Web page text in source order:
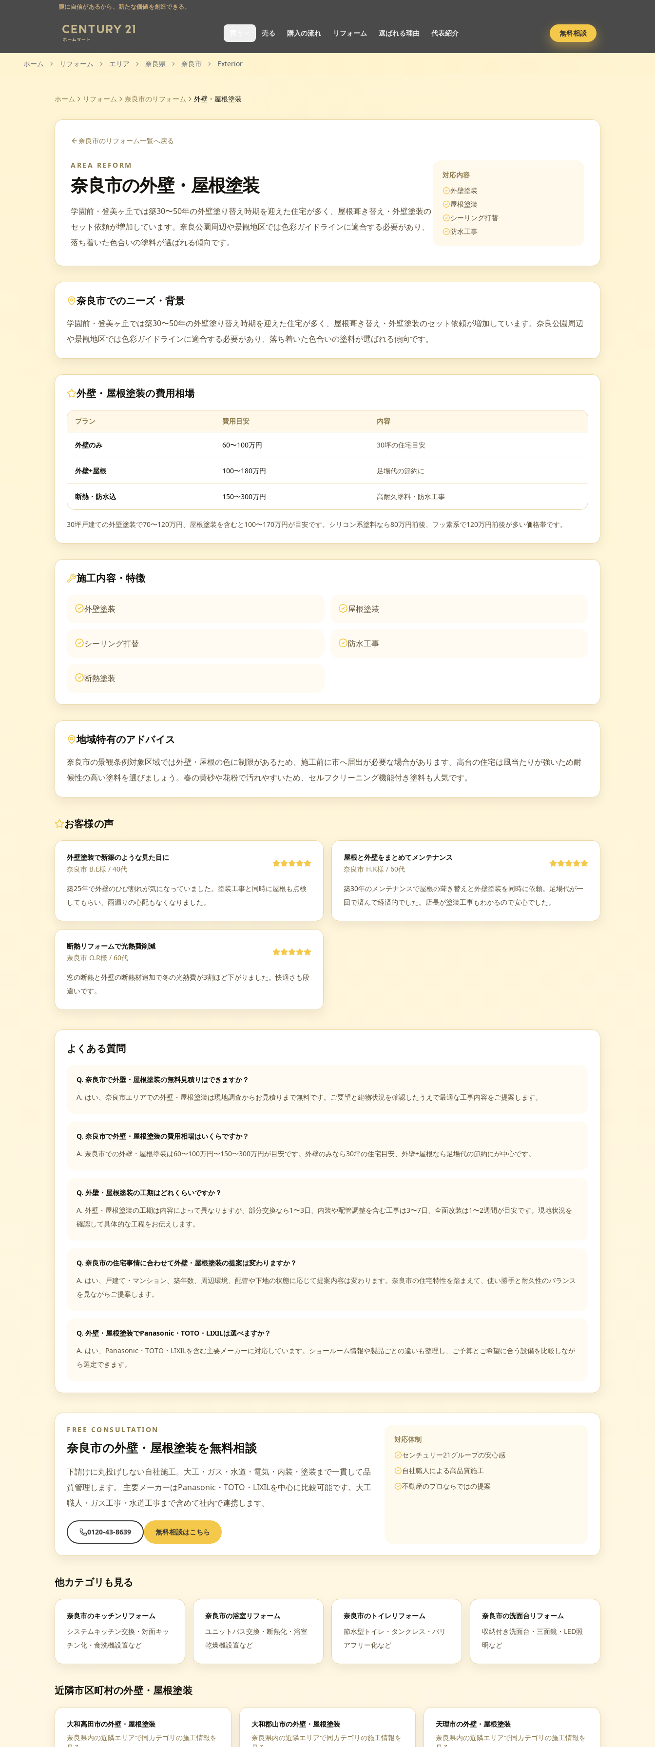
腕に自信があるから、新たな価値を創造できる。
売る 購入の流れ リフォーム 選ばれる理由 代表紹介 無料相談
ホーム リフォーム エリア 奈良県 奈良市 Exterior
ホーム リフォーム 奈良市のリフォーム 外壁・屋根塗装
奈良市のリフォーム一覧へ戻る
AREA REFORM
奈良市の外壁・屋根塗装
学園前・登美ヶ丘では築30〜50年の外壁塗り替え時期を迎えた住宅が多く、屋根葺き替え・外壁塗装の
セット依頼が増加しています。奈良公園周辺や景観地区では色彩ガイドラインに適合する必要があり、
落ち着いた色合いの塗料が選ばれる傾向です。
対応内容
外壁塗装
屋根塗装
シーリング打替
防水工事
奈良市でのニーズ・背景
学園前・登美ヶ丘では築30〜50年の外壁塗り替え時期を迎えた住宅が多く、屋根葺き替え・外壁塗装のセット依頼が増加しています。奈良公園周辺
や景観地区では色彩ガイドラインに適合する必要があり、落ち着いた色合いの塗料が選ばれる傾向です。
外壁・屋根塗装の費用相場
プラン 費用目安 内容
外壁のみ 60〜100万円 30坪の住宅目安
外壁+屋根 100〜180万円 足場代の節約に
断熱・防水込 150〜300万円 高耐久塗料・防水工事
30坪戸建ての外壁塗装で70〜120万円、屋根塗装を含むと100〜170万円が目安です。シリコン系塗料なら80万円前後、フッ素系で120万円前後が多い価格帯です。
施工内容・特徴
外壁塗装 屋根塗装
シーリング打替 防水工事
断熱塗装
地域特有のアドバイス
奈良市の景観条例対象区域では外壁・屋根の色に制限があるため、施工前に市へ届出が必要な場合があります。高台の住宅は風当たりが強いため耐
候性の高い塗料を選びましょう。春の黄砂や花粉で汚れやすいため、セルフクリーニング機能付き塗料も人気です。
お客様の声
外壁塗装で新築のような見た目に
奈良市 B.E様 / 40代
築25年で外壁のひび割れが気になっていました。塗装工事と同時に屋根も点検
してもらい、雨漏りの心配もなくなりました。
屋根と外壁をまとめてメンテナンス
奈良市 H.K様 / 60代
築30年のメンテナンスで屋根の葺き替えと外壁塗装を同時に依頼。足場代が一
回で済んで経済的でした。店長が塗装工事もわかるので安心でした。
断熱リフォームで光熱費削減
奈良市 O.R様 / 60代
窓の断熱と外壁の断熱材追加で冬の光熱費が3割ほど下がりました。快適さも段
違いです。
よくある質問
Q. 奈良市で外壁・屋根塗装の無料見積りはできますか？
A. はい、奈良市エリアでの外壁・屋根塗装は現地調査からお見積りまで無料です。ご要望と建物状況を確認したうえで最適な工事内容をご提案します。
Q. 奈良市で外壁・屋根塗装の費用相場はいくらですか？
A. 奈良市での外壁・屋根塗装は60〜100万円〜150〜300万円が目安です。外壁のみなら30坪の住宅目安、外壁+屋根なら足場代の節約にが中心です。
Q. 外壁・屋根塗装の工期はどれくらいですか？
A. 外壁・屋根塗装の工期は内容によって異なりますが、部分交換なら1〜3日、内装や配管調整を含む工事は3〜7日、全面改装は1〜2週間が目安です。現地状況を
確認して具体的な工程をお伝えします。
Q. 奈良市の住宅事情に合わせて外壁・屋根塗装の提案は変わりますか？
A. はい、戸建て・マンション、築年数、周辺環境、配管や下地の状態に応じて提案内容は変わります。奈良市の住宅特性を踏まえて、使い勝手と耐久性のバランス
を見ながらご提案します。
Q. 外壁・屋根塗装でPanasonic・TOTO・LIXILは選べますか？
A. はい、Panasonic・TOTO・LIXILを含む主要メーカーに対応しています。ショールーム情報や製品ごとの違いも整理し、ご予算とご希望に合う設備を比較しなが
ら選定できます。
FREE CONSULTATION
奈良市の外壁・屋根塗装を無料相談
下請けに丸投げしない自社施工。大工・ガス・水道・電気・内装・塗装まで一貫して品
質管理します。
主要メーカーはPanasonic・TOTO・LIXILを中心に比較可能です。 大工
職人・ガス工事・水道工事まで含めて社内で連携します。
0120-43-8639 無料相談はこちら
対応体制
センチュリー21グループの安心感
自社職人による高品質施工
不動産のプロならではの提案
他カテゴリも見る
奈良市のキッチンリフォーム
システムキッチン交換・対面キッ
チン化・食洗機設置など
奈良市の浴室リフォーム
ユニットバス交換・断熱化・浴室
乾燥機設置など
奈良市の トイレリフォーム
節水型トイレ・タンクレス・バリ
アフリー化など
奈良市の洗面台リフォーム
収納付き洗面台・三面鏡・LED照
明など
近隣市区町村の外壁・屋根塗装
大和高田市の外壁・屋根塗装
奈良県内の近隣エリアで同カテゴリの施工情報を
大和郡山市の外壁・屋根塗装
奈良県内の近隣エリアで同カテゴリの施工情報を
天理市の外壁・屋根塗装
奈良県内の近隣エリアで同カテゴリの施工情報を